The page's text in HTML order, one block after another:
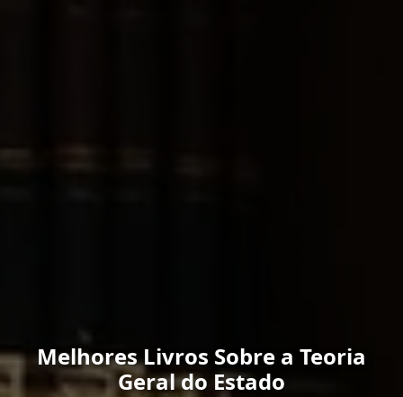
Melhores Livros Sobre a Teoria
Geral do Estado